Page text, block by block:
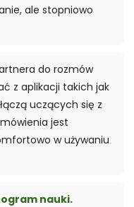
ale stopniowo
do rozmów
z aplikacji takich jak
uczących się z
jest
w używaniu
nauki.